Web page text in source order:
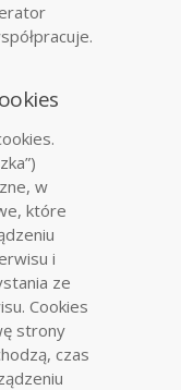
w
które
i
ze
Cookies
strony
czas